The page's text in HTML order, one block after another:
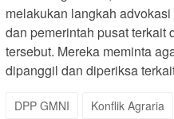
melakukan langkah
dan pemerintah pusat terkait
tersebut. Mereka meminta
dipanggil dan diperiksa
DPP GMNI Konflik Agraria